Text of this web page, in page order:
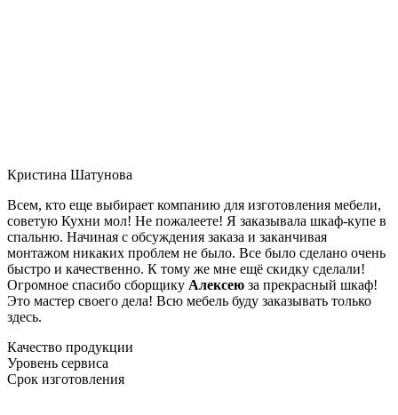
Кристина Шатунова
Всем, кто еще выбирает компанию для изготовления мебели,
советую Кухни мол! Не пожалеете! Я заказывала шкаф-купе в
спальню. Начиная с обсуждения заказа и заканчивая
монтажом никаких проблем не было. Все было сделано очень
быстро и качественно. К тому же мне ещё скидку сделали!
Огромное спасибо сборщику Алексею за прекрасный шкаф!
Это мастер своего дела! Всю мебель буду заказывать только
здесь.
Качество продукции
Уровень сервиса
Срок изготовления